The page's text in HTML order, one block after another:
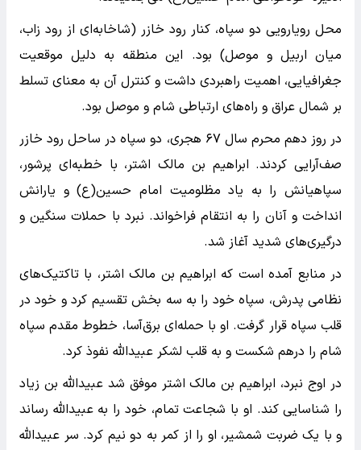
محل رویارویی دو سپاه، کنار رود خازر (شاخابه‌ای از رود زاب،
میان اربیل و موصل) بود. این منطقه به دلیل موقعیت
جغرافیایی، اهمیت راهبردی داشت و کنترل آن به معنای تسلط
بر شمال عراق و راه‌های ارتباطی شام و موصل بود.
در روز دهم محرم سال ۶۷ هجری، دو سپاه در ساحل رود خازر
صف‌آرایی کردند. ابراهیم بن مالک اشتر، با خطبه‌ای پرشور،
سپاهیانش را به یاد مظلومیت امام حسین(ع) و یارانش
انداخت و آنان را به انتقام فراخواند. نبرد با حملات سنگین و
درگیری‌های شدید آغاز شد.
در منابع آمده است که ابراهیم بن مالک اشتر، با تاکتیک‌های
نظامی پدرش، سپاه خود را به سه بخش تقسیم کرد و خود در
قلب سپاه قرار گرفت. او با حمله‌ای برق‌آسا، خطوط مقدم سپاه
شام را درهم شکست و به قلب لشکر عبیدالله نفوذ کرد.
در اوج نبرد، ابراهیم بن مالک اشتر موفق شد عبیدالله بن زیاد
را شناسایی کند. او با شجاعت تمام، خود را به عبیدالله رساند
و با یک ضربت شمشیر، او را از کمر به دو نیم کرد. سر عبیدالله